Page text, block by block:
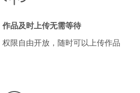
作品及时上传无需等待
权限自由开放，随时可以上传作品